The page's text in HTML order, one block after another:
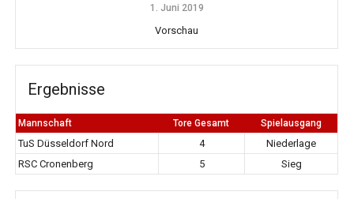
1. Juni 2019
Vorschau
Ergebnisse
Mannschaft Tore Gesamt Spielausgang
TuS Düsseldorf Nord 4
Niederlage
RSC Cronenberg
5 Sieg